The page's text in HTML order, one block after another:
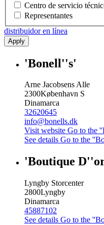
Centro de servicio
Representantes
distribuidor en línea
Apply
'Bonell''s'
Arne Jacobsens Alle
2300København S
Dinamarca
32620645
info@bonells.dk
Visit website Go to the
See details Go to the
'Boutique
Lyngby Storcenter
2800Lyngby
Dinamarca
45887102
See details Go to the